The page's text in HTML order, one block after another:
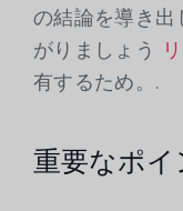
の結論を導き出
がりましょう
有するため。.
重要なポイ